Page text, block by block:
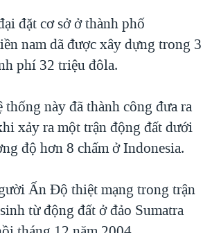
NGOẠI
CỬ 2024
TRANH TẠI DẢI GAZA
GIỚI
- NGƯỜI HẠ 'BÊN THẮNG CUỘC'
AFGHANISTAN
HÒA Ở VIỆT NAM
đặt cơ sở ở thành phố
nam dã được xây dựng trong 3
phí 32 triệu đôla.
thống này đã thành công đưa ra
xảy ra một trận động đất dưới
độ hơn 8 chấm ở Indonesia.
Ấn Ðộ thiệt mạng trong trận
từ động đất ở đảo Sumatra